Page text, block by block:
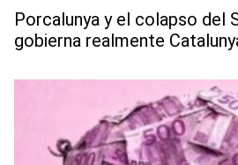
Porcalunya y el colapso del
gobierna realmente